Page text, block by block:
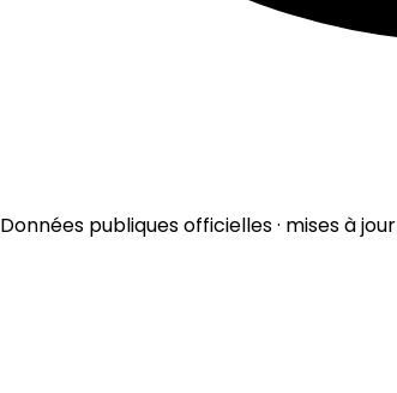
Données publiques officielles · mises à jour